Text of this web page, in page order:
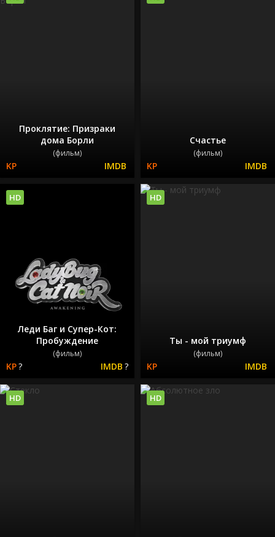
Проклятие: Призраки
дома Борли
(фильм)
Счастье
(фильм)
Леди Баг и Супер-Кот:
Пробуждение
(фильм)
? ?
HD
Ты - мой триумф
(фильм)
HD
HD HD